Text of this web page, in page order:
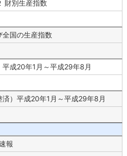
財別生産指数
国の生産指数
成20年1月～平成29年8月
）平成20年1月～平成29年8月
報